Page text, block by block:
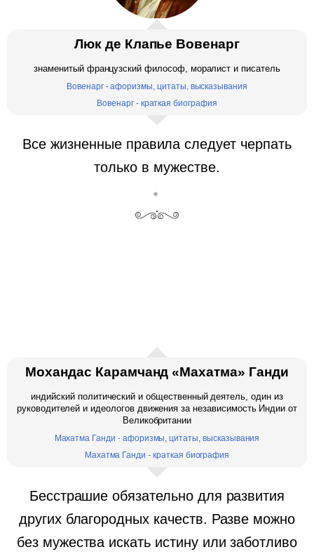
Люк де Клапье Вовенарг
знаменитый французский философ, моралист и писатель
Вовенарг - афоризмы, цитаты, высказывания
Вовенарг - краткая биография
Все жизненные правила следует черпать
только в мужестве.
Мохандас Карамчанд «Махатма» Ганди
индийский политический и общественный деятель, один из
руководителей и идеологов движения за независимость Индии от
Великобритании
Махатма Ганди - афоризмы, цитаты, высказывания
Махатма Ганди - краткая биография
Бесстрашие обязательно для развития
других благородных качеств. Разве можно
без мужества искать истину или заботливо